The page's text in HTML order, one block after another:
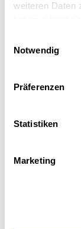
weiteren Daten
Notwendig
Präferenzen
Statistiken
Marketing
Terpene